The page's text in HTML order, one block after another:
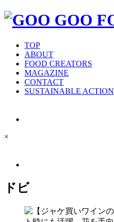
TOP
ABOUT
FOOD CREATORS
MAGAZINE
CONTACT
SUSTAINABLE ACTION
×
ドビ